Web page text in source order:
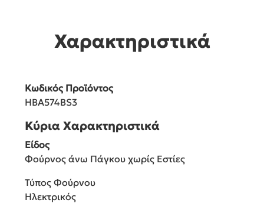
Χαρακτηριστικά
Κωδικός Προϊόντος
HBA574BS3
Κύρια Χαρακτηριστικά
Είδος
Φούρνος άνω Πάγκου χωρίς Εστίες
Τύπος Φούρνου
Ηλεκτρικός